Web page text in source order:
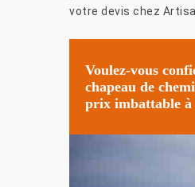
votre devis chez
Voulez-vous
chapeau de
prix imbattable à